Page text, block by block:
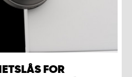
FOR